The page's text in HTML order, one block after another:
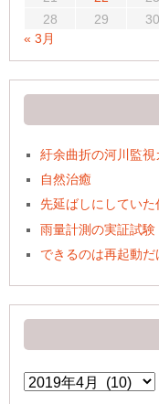
28
29
30
« 3月
紆余曲折の河川監視
自然治癒
先延ばしにしていた
雨量計測の実証試験
できるのは再起動だ
ア
ー